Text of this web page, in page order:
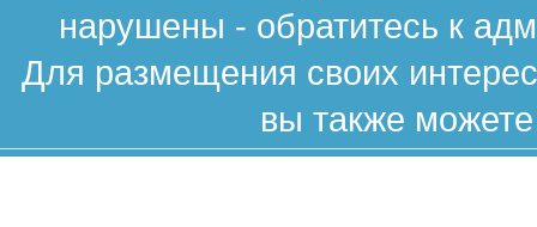
нарушены - обратитесь к
Для размещения своих
вы также